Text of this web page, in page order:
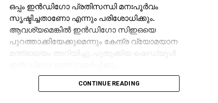
ഒപ്പം ഇന്‍ഡിഗോ പ്രതിസന്ധി മനഃപൂര്‍വം
സൃഷ്ടിച്ചതാണോ എന്നും പരിശോധിക്കും.
ആവശ്യമെങ്കില്‍ ഇന്‍ഡിഗോ സിഇഒയെ
പുറത്താക്കിയേക്കുമെന്നും കേന്ദ്ര വ്യോമയാന
മന്ത്രാലയം അറിയിച്ചു. പുതുക്കിയ ഷെഡ്യൂള്‍
അതിനിടെ, എയര്‍ലൈന്‍ പൈലറ്റ്സ്
CONTINUE READING